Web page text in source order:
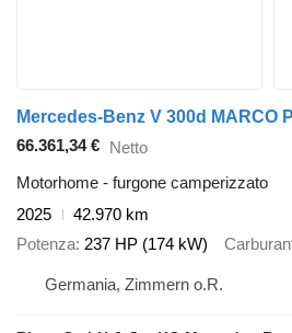
66.361,34 € Netto
Motorhome - furgone camperizzato
2025
42.970 km
Potenza 237 HP (174 kW)
Germania, Zimmern o.R.